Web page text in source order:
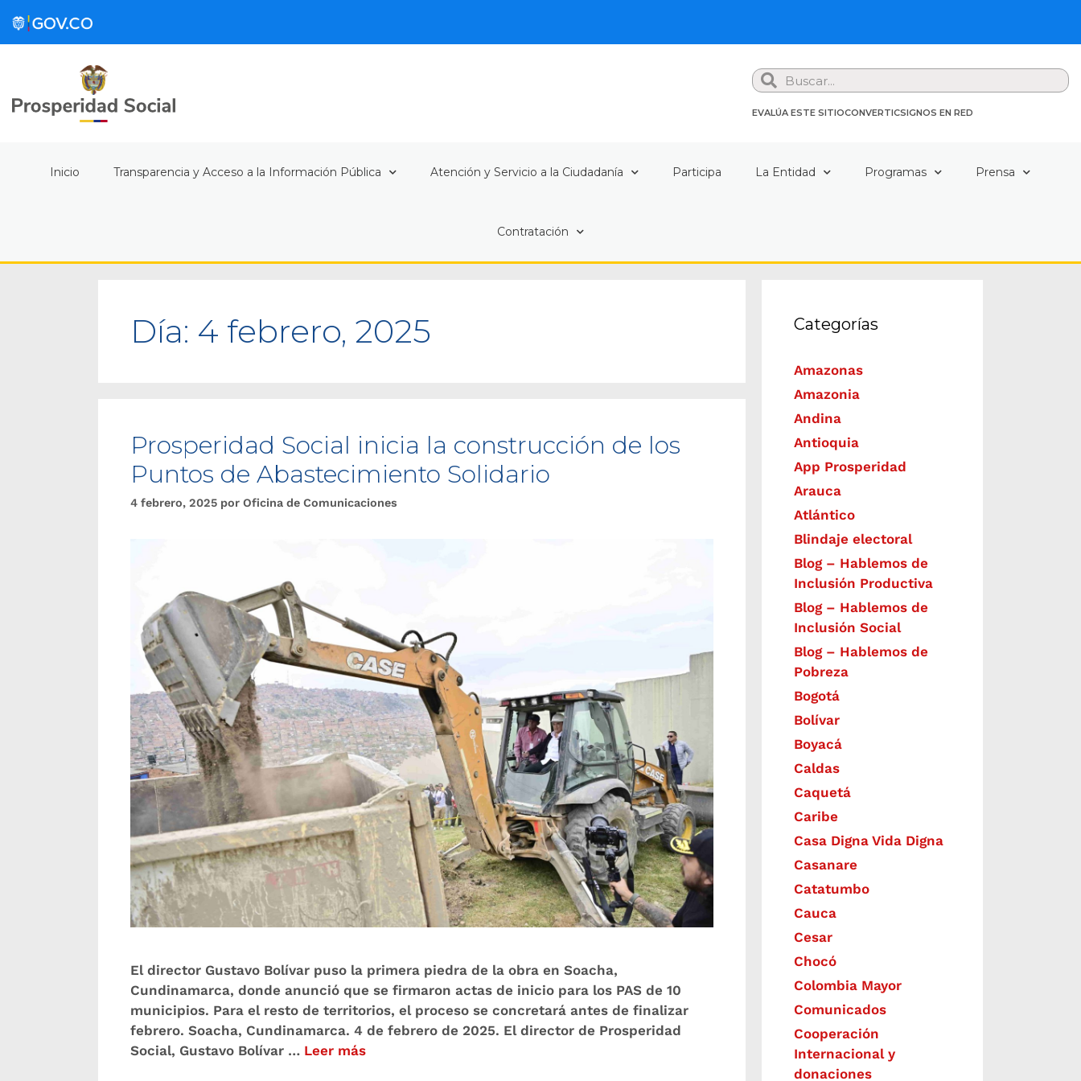
Search
EVALÚA ESTE SITIOCONVERTICSIGNOS EN RED
Inicio Transparencia y Acceso a la Información Pública Atención y Servicio a la Ciudadanía Participa La Entidad Programas Prensa
Contratación
Día: 4 febrero, 2025
Prosperidad Social inicia la construcción de los
Puntos de Abastecimiento Solidario
4 febrero, 2025 por Oficina de Comunicaciones
El director Gustavo Bolívar puso la primera piedra de la obra en Soacha,
Cundinamarca, donde anunció que se firmaron actas de inicio para los PAS de 10
municipios. Para el resto de territorios, el proceso se concretará antes de finalizar
febrero. Soacha, Cundinamarca. 4 de febrero de 2025. El director de Prosperidad
Social, Gustavo Bolívar … Leer más
Categorías
Amazonas
Amazonia
Andina
Antioquia
App Prosperidad
Arauca
Atlántico
Blindaje electoral
Blog – Hablemos de
Inclusión Productiva
Blog – Hablemos de
Inclusión Social
Blog – Hablemos de
Pobreza
Bogotá
Bolívar
Boyacá
Caldas
Caquetá
Caribe
Casa Digna Vida Digna
Casanare
Catatumbo
Cauca
Cesar
Chocó
Colombia Mayor
Comunicados
Cooperación
Internacional y
donaciones